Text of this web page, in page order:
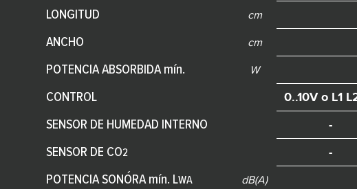
LONGITUD cm
ANCHO cm
POTENCIA ABSORBIDA mín. W
CONTROL 0..10V o L1
SENSOR DE HUMEDAD INTERNO -
SENSOR DE CO2 -
POTENCIA SONÓRA mín. LWA dB(A)